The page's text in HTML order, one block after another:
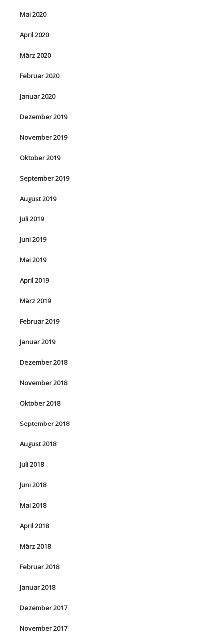
Mai 2020
April 2020
März 2020
Februar 2020
Januar 2020
Dezember 2019
November 2019
Oktober 2019
September 2019
August 2019
Juli 2019
Juni 2019
Mai 2019
April 2019
März 2019
Februar 2019
Januar 2019
Dezember 2018
November 2018
Oktober 2018
September 2018
August 2018
Juli 2018
Juni 2018
Mai 2018
April 2018
März 2018
Februar 2018
Januar 2018
Dezember 2017
November 2017